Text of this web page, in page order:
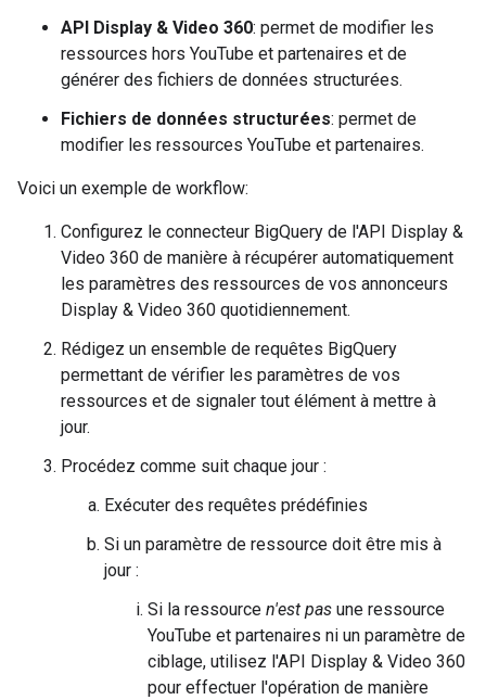
API Display & Video 360: permet de modifier les
ressources hors YouTube et partenaires et de
générer des fichiers de données structurées.
Fichiers de données structurées: permet de
modifier les ressources YouTube et partenaires.
Voici un exemple de workflow:
Configurez le connecteur BigQuery de l'API Display &
Video 360 de manière à récupérer automatiquement
les paramètres des ressources de vos annonceurs
Display & Video 360 quotidiennement.
Rédigez un ensemble de requêtes BigQuery
permettant de vérifier les paramètres de vos
ressources et de signaler tout élément à mettre à
jour.
Procédez comme suit chaque jour :
Exécuter des requêtes prédéfinies
Si un paramètre de ressource doit être mis à
jour :
Si la ressource n'est pas une ressource
YouTube et partenaires ni un paramètre de
ciblage, utilisez l'API Display & Video 360
pour effectuer l'opération de manière